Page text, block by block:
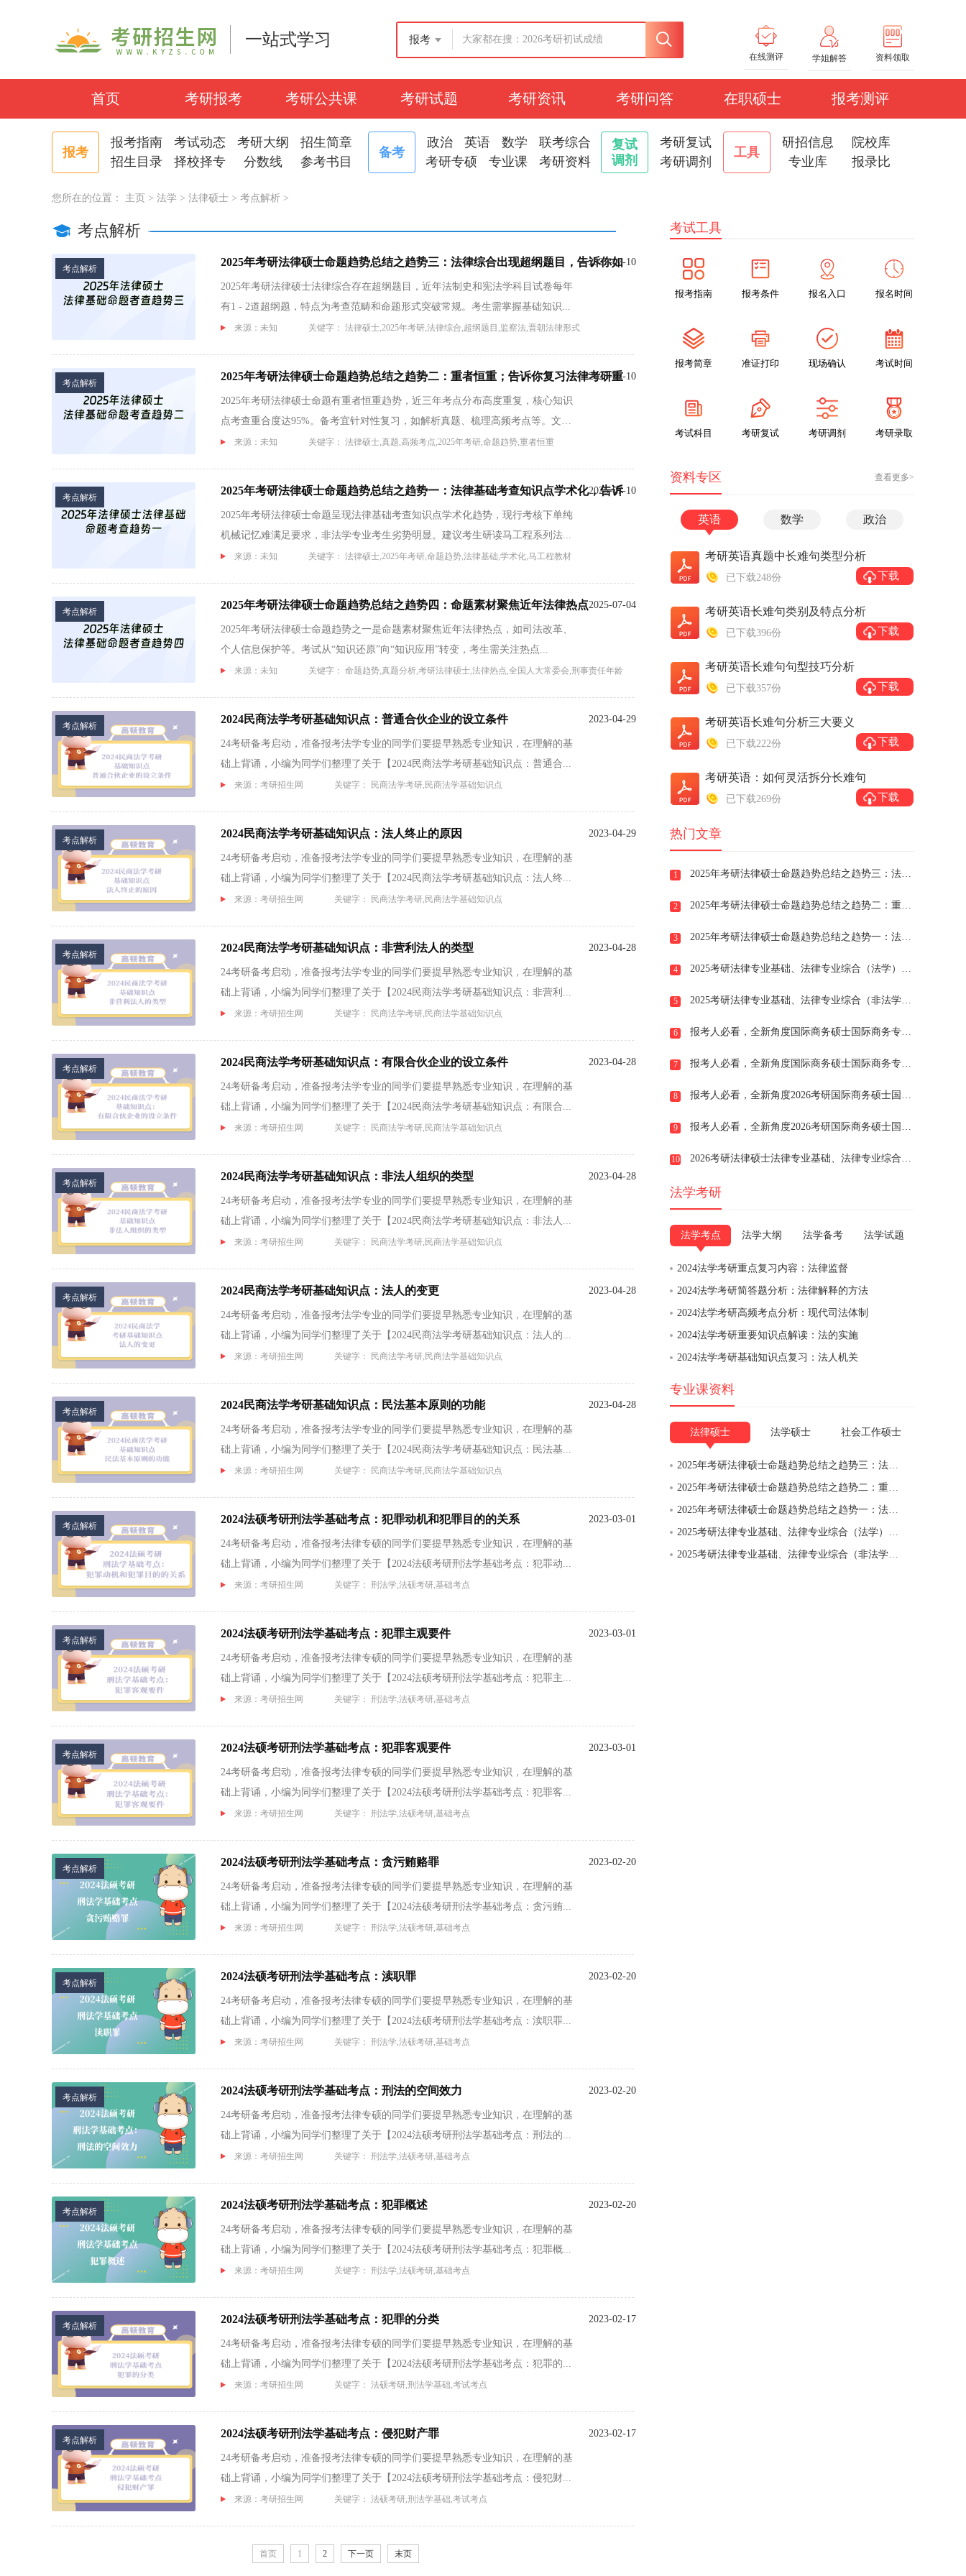
一站式学习 报考
在线测评 学姐解答 资料领取
首页 考研报考 考研公共课 考研试题 考研资讯 考研问答 在职硕士 报考测评
报考
报考指南 考试动态 考研大纲
招生简章
招生目录
择校择专 分数线 参考书目
备考
政治 英语 数学
联考综合
考研专硕
专业课 考研资料
复试
调剂
考研复试
考研调剂
工具
研招信息
院校库
专业库
报录比
您所在的位置： 主页 > 法学 > 法律硕士 > 考点解析 >
考点解析
考点解析
2025年考研法律硕士命题趋势总结之趋势三：法律综合出现超纲题目，告诉你如
2025-07-10
2025年考研法律硕士法律综合存在超纲题目，近年法制史和宪法学科目试卷每年
有1 - 2道超纲题，特点为考查范畴和命题形式突破常规。考生需掌握基础知识...
来源：未知 关键字： 法律硕士,2025年考研,法律综合,超纲题目,监察法,晋朝法律形式
考点解析
2025年考研法律硕士命题趋势总结之趋势二：重者恒重；告诉你复习法律考研重
2025-07-10
2025年考研法律硕士命题有重者恒重趋势，近三年考点分布高度重复，核心知识
点考查重合度达95%。备考宜针对性复习，如解析真题、梳理高频考点等。文
中...来源：未知 关键字： 法律硕士,真题,高频考点,2025年考研,命题趋势,重者恒重
考点解析
2025年考研法律硕士命题趋势总结之趋势一：法律基础考查知识点学术化，告诉
2025-07-10
2025年考研法律硕士命题呈现法律基础考查知识点学术化趋势，现行考核下单纯
机械记忆难满足要求，非法学专业考生劣势明显。建议考生研读马工程系列法...
来源：未知 关键字： 法律硕士,2025年考研,命题趋势,法律基础,学术化,马工程教材
考点解析
2025年考研法律硕士命题趋势总结之趋势四：命题素材聚焦近年法律热点2025-07-04
2025年考研法律硕士命题趋势之一是命题素材聚焦近年法律热点，如司法改革、
个人信息保护等。考试从“知识还原”向“知识应用”转变，考生需关注热点...
来源：未知 关键字： 命题趋势,真题分析,考研法律硕士,法律热点,全国人大常委会,刑事责任年龄
考点解析
2024民商法学考研基础知识点：普通合伙企业的设立条件 2023-04-29
24考研备考启动，准备报考法学专业的同学们要提早熟悉专业知识，在理解的基
础上背诵，小编为同学们整理了关于【2024民商法学考研基础知识点：普通合...
来源：考研招生网 关键字： 民商法学考研,民商法学基础知识点
考点解析
2024民商法学考研基础知识点：法人终止的原因 2023-04-29
24考研备考启动，准备报考法学专业的同学们要提早熟悉专业知识，在理解的基
础上背诵，小编为同学们整理了关于【2024民商法学考研基础知识点：法人终...
来源：考研招生网 关键字： 民商法学考研,民商法学基础知识点
考点解析
2024民商法学考研基础知识点：非营利法人的类型 2023-04-28
24考研备考启动，准备报考法学专业的同学们要提早熟悉专业知识，在理解的基
础上背诵，小编为同学们整理了关于【2024民商法学考研基础知识点：非营利...
来源：考研招生网 关键字： 民商法学考研,民商法学基础知识点
考点解析
2024民商法学考研基础知识点：有限合伙企业的设立条件 2023-04-28
24考研备考启动，准备报考法学专业的同学们要提早熟悉专业知识，在理解的基
础上背诵，小编为同学们整理了关于【2024民商法学考研基础知识点：有限合...
来源：考研招生网 关键字： 民商法学考研,民商法学基础知识点
考点解析
2024民商法学考研基础知识点：非法人组织的类型 2023-04-28
24考研备考启动，准备报考法学专业的同学们要提早熟悉专业知识，在理解的基
础上背诵，小编为同学们整理了关于【2024民商法学考研基础知识点：非法人...
来源：考研招生网 关键字： 民商法学考研,民商法学基础知识点
考点解析
2024民商法学考研基础知识点：法人的变更 2023-04-28
24考研备考启动，准备报考法学专业的同学们要提早熟悉专业知识，在理解的基
础上背诵，小编为同学们整理了关于【2024民商法学考研基础知识点：法人的...
来源：考研招生网 关键字： 民商法学考研,民商法学基础知识点
考点解析
2024民商法学考研基础知识点：民法基本原则的功能 2023-04-28
24考研备考启动，准备报考法学专业的同学们要提早熟悉专业知识，在理解的基
础上背诵，小编为同学们整理了关于【2024民商法学考研基础知识点：民法基...
来源：考研招生网 关键字： 民商法学考研,民商法学基础知识点
考点解析
2024法硕考研刑法学基础考点：犯罪动机和犯罪目的的关系 2023-03-01
24考研备考启动，准备报考法律专硕的同学们要提早熟悉专业知识，在理解的基
础上背诵，小编为同学们整理了关于【2024法硕考研刑法学基础考点：犯罪动...
来源：考研招生网 关键字： 刑法学,法硕考研,基础考点
考点解析
2024法硕考研刑法学基础考点：犯罪主观要件 2023-03-01
24考研备考启动，准备报考法律专硕的同学们要提早熟悉专业知识，在理解的基
础上背诵，小编为同学们整理了关于【2024法硕考研刑法学基础考点：犯罪主...
来源：考研招生网 关键字： 刑法学,法硕考研,基础考点
考点解析
2024法硕考研刑法学基础考点：犯罪客观要件 2023-03-01
24考研备考启动，准备报考法律专硕的同学们要提早熟悉专业知识，在理解的基
础上背诵，小编为同学们整理了关于【2024法硕考研刑法学基础考点：犯罪客...
来源：考研招生网 关键字： 刑法学,法硕考研,基础考点
考点解析
2024法硕考研刑法学基础考点：贪污贿赂罪 2023-02-20
24考研备考启动，准备报考法律专硕的同学们要提早熟悉专业知识，在理解的基
础上背诵，小编为同学们整理了关于【2024法硕考研刑法学基础考点：贪污贿...
来源：考研招生网 关键字： 刑法学,法硕考研,基础考点
考点解析
2024法硕考研刑法学基础考点：渎职罪 2023-02-20
24考研备考启动，准备报考法律专硕的同学们要提早熟悉专业知识，在理解的基
础上背诵，小编为同学们整理了关于【2024法硕考研刑法学基础考点：渎职罪...
来源：考研招生网 关键字： 刑法学,法硕考研,基础考点
考点解析
2024法硕考研刑法学基础考点：刑法的空间效力 2023-02-20
24考研备考启动，准备报考法律专硕的同学们要提早熟悉专业知识，在理解的基
础上背诵，小编为同学们整理了关于【2024法硕考研刑法学基础考点：刑法的...
来源：考研招生网 关键字： 刑法学,法硕考研,基础考点
考点解析
2024法硕考研刑法学基础考点：犯罪概述 2023-02-20
24考研备考启动，准备报考法律专硕的同学们要提早熟悉专业知识，在理解的基
础上背诵，小编为同学们整理了关于【2024法硕考研刑法学基础考点：犯罪概...
来源：考研招生网 关键字： 刑法学,法硕考研,基础考点
考点解析
2024法硕考研刑法学基础考点：犯罪的分类 2023-02-17
24考研备考启动，准备报考法律专硕的同学们要提早熟悉专业知识，在理解的基
础上背诵，小编为同学们整理了关于【2024法硕考研刑法学基础考点：犯罪的...
来源：考研招生网 关键字： 法硕考研,刑法学基础,考试考点
考点解析
2024法硕考研刑法学基础考点：侵犯财产罪 2023-02-17
24考研备考启动，准备报考法律专硕的同学们要提早熟悉专业知识，在理解的基
础上背诵，小编为同学们整理了关于【2024法硕考研刑法学基础考点：侵犯财...
来源：考研招生网 关键字： 法硕考研,刑法学基础,考试考点
首页 1 2 下一页 末页
考试工具
报考指南 报考条件 报名入口 报名时间
报考简章 准证打印 现场确认 考试时间
考试科目 考研复试 考研调剂 考研录取
资料专区 查看更多>
英语 数学 政治
考研英语真题中长难句类型分析
已下载248份 下载
考研英语长难句类别及特点分析
已下载396份 下载
考研英语长难句句型技巧分析
已下载357份 下载
考研英语长难句分析三大要义
已下载222份 下载
考研英语：如何灵活拆分长难句
已下载269份 下载
热门文章
1 2025年考研法律硕士命题趋势总结之趋势三：法律综合出现超纲题目，告诉你如何应对法律考研超纲题
2 2025年考研法律硕士命题趋势总结之趋势二：重者恒重；告诉你复习法律考研重点难点考什么
3 2025年考研法律硕士命题趋势总结之趋势一：法律基础考查知识点学术化，告诉你复习法律考研考什么
4 2025考研法律专业基础、法律专业综合（法学）考试分析-试卷结构，提前了解法学硕士考哪些考点
5 2025考研法律专业基础、法律专业综合（非法学）考试分析-试卷结构，提前了解法律硕士非法学考哪些考点
6 报考人必看，全新角度国际商务硕士国际商务专业基础考试分析-考试形式与试卷结构
7 报考人必看，全新角度国际商务硕士国际商务专业基础考试分析-常考题型展示
8 报考人必看，全新角度2026考研国际商务硕士国际商务专业基础考试综合备考建议
9 报考人必看，全新角度2026考研国际商务硕士国际商务专业基础考试综合备考规划-早规划早备考
10 2026考研法律硕士法律专业基础、法律专业综合法硕备考规划-早规划早备考
法学考研
法学考点 法学大纲 法学备考 法学试题
2024法学考研重点复习内容：法律监督
2024法学考研简答题分析：法律解释的方法
2024法学考研高频考点分析：现代司法体制
2024法学考研重要知识点解读：法的实施
2024法学考研基础知识点复习：法人机关
专业课资料
法律硕士 法学硕士 社会工作硕士
2025年考研法律硕士命题趋势总结之趋势三：法律综合出现超纲题目，告诉你如何应对法律考研超纲题
2025年考研法律硕士命题趋势总结之趋势二：重者恒重；告诉你复习法律考研重点难点考什么
2025年考研法律硕士命题趋势总结之趋势一：法律基础考查知识点学术化，告诉你复习法律考研考什么
2025考研法律专业基础、法律专业综合（法学）考试分析-试卷结构，提前了解法学硕士考哪些考点
2025考研法律专业基础、法律专业综合（非法学）考试分析-试卷结构，提前了解法律硕士非法学考哪些考点